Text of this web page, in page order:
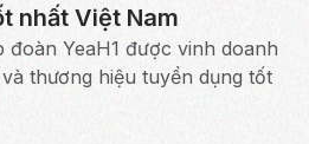
nhất Việt Nam
YeaH1 được vinh doanh
thương hiệu tuyển dụng tốt